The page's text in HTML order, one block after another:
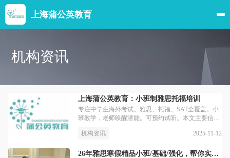
上海蒲公英教育
机构资讯
上海蒲公英教育：小班制雅思托福培训
专注中学生海外考试。雅思、托福、SAT全覆盖。小
班教学，老师唤醒潜能。可预约试听。本文主要信息
台）的店铺内容。
机构资讯 2025-11-12
26年雅思寒假精品小班/基础/强化，帮你实现逆雅思逆袭翻盘！